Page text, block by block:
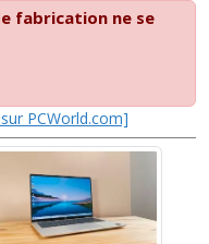
fabrication ne se
PCWorld.com]